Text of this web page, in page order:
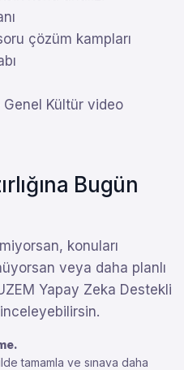
çözüm kampları
Genel Kültür video
Bugün
konuları
veya daha planlı
Yapay Zeka Destekli
tamamla ve sınava daha